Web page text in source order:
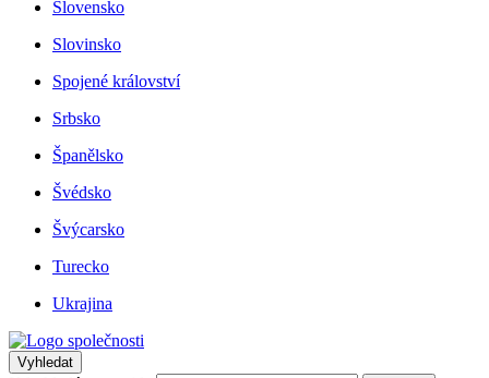
Slovensko
Slovinsko
Spojené království
Srbsko
Španělsko
Švédsko
Švýcarsko
Turecko
Ukrajina
Vyhledat